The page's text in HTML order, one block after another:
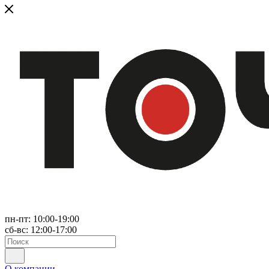
пн-пт: 10:00-19:00
сб-вс: 12:00-17:00